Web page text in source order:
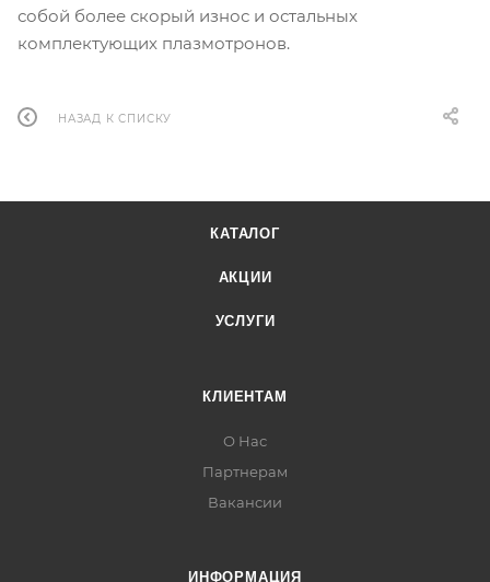
собой более скорый износ и остальных
комплектующих плазмотронов.
НАЗАД К СПИСКУ
КАТАЛОГ
АКЦИИ
УСЛУГИ
КЛИЕНТАМ
О Нас
Партнерам
Вакансии
ИНФОРМАЦИЯ